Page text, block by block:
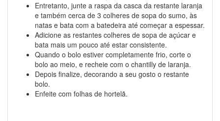
Entretanto, junte a raspa da casca da restante laranja
e também cerca de 3 colheres de sopa do sumo, às
natas e bata com a batedeira até começar a espessar.
Adicione as restantes colheres de sopa de açúcar e
bata mais um pouco até estar consistente.
Quando o bolo estiver completamente frio, corte o
bolo ao meio, e recheie com o chantilly de laranja.
Depois finalize, decorando a seu gosto o restante
bolo.
Enfeite com folhas de hortelã.